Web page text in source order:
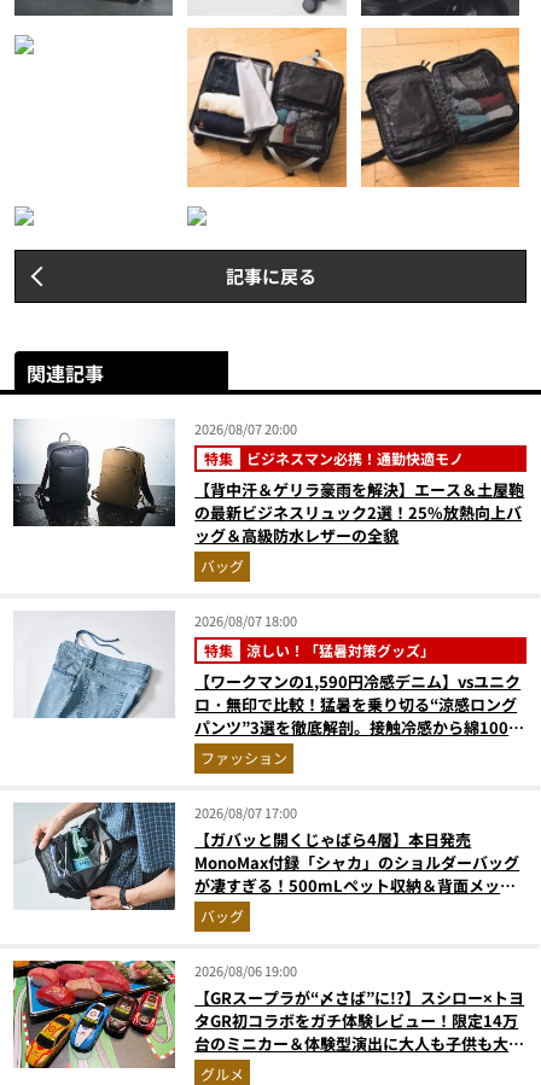
記事に戻る
関連記事
2026/08/07 20:00
特集 ビジネスマン必携！通勤快適モノ
【背中汗＆ゲリラ豪雨を解決】エース＆土屋鞄
の最新ビジネスリュック2選！25%放熱向上バ
ッグ＆高級防水レザーの全貌
バッグ
2026/08/07 18:00
特集 涼しい！「猛暑対策グッズ」
【ワークマンの1,590円冷感デニム】vsユニク
ロ・無印で比較！猛暑を乗り切る“涼感ロング
パンツ”3選を徹底解剖。接触冷感から綿100%
まで決定版
ファッション
2026/08/07 17:00
【ガバッと開くじゃばら4層】本日発売
MonoMax付録「シャカ」のショルダーバッグ
が凄すぎる！500mLペット収納＆背面メッシ
ュでベタつかない
バッグ
2026/08/06 19:00
【GRスープラが“〆さば”に!?】スシロー×トヨ
タGR初コラボをガチ体験レビュー！限定14万
台のミニカー＆体験型演出に大人も子供も大興
奮間違いなし
グルメ